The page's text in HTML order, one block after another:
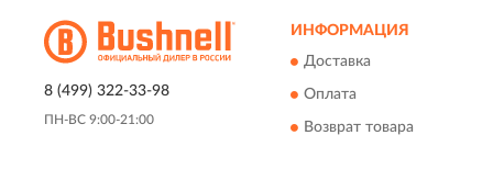
8 (499) 322-33-98
ПН-ВС 9:00-21:00
ИНФОРМАЦИЯ
Доставка
Оплата
Возврат товара